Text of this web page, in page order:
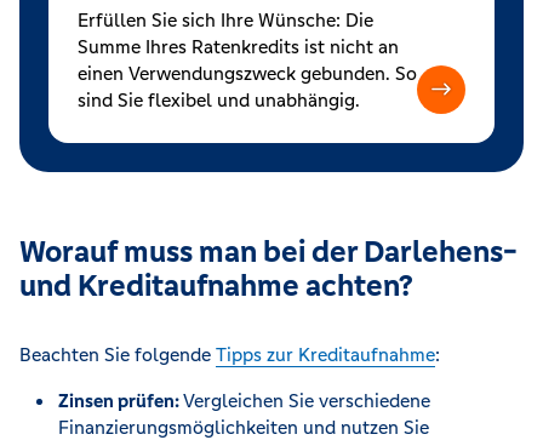
Erfüllen Sie sich Ihre Wünsche: Die
Summe Ihres Ratenkredits ist nicht an
einen Verwendungszweck gebunden. So
sind Sie flexibel und unabhängig.
Worauf muss man bei der Darlehens-
und Kreditaufnahme achten?
Beachten Sie folgende Tipps zur Kreditaufnahme:
Zinsen prüfen:Vergleichen Sie verschiedene
Finanzierungsmöglichkeiten und nutzen Sie